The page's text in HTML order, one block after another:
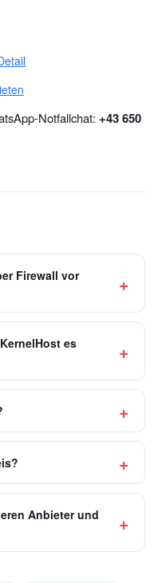
Notfallchat: +43 650
Firewall vor
es
Anbieter und